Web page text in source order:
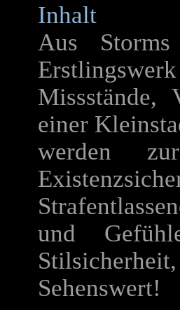
Inhalt
Aus
einer
werden
und
Sehenswert!